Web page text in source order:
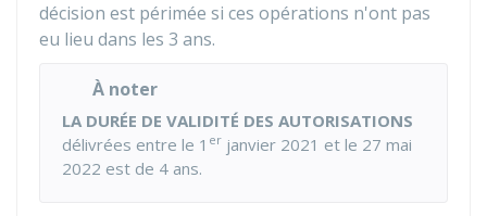
décision est périmée si ces opérations n'ont pas
eu lieu dans les 3 ans.
À noter
LA DURÉE DE VALIDITÉ DES AUTORISATIONS
délivrées entre le 1 er janvier 2021 et le 27 mai
2022 est de 4 ans.